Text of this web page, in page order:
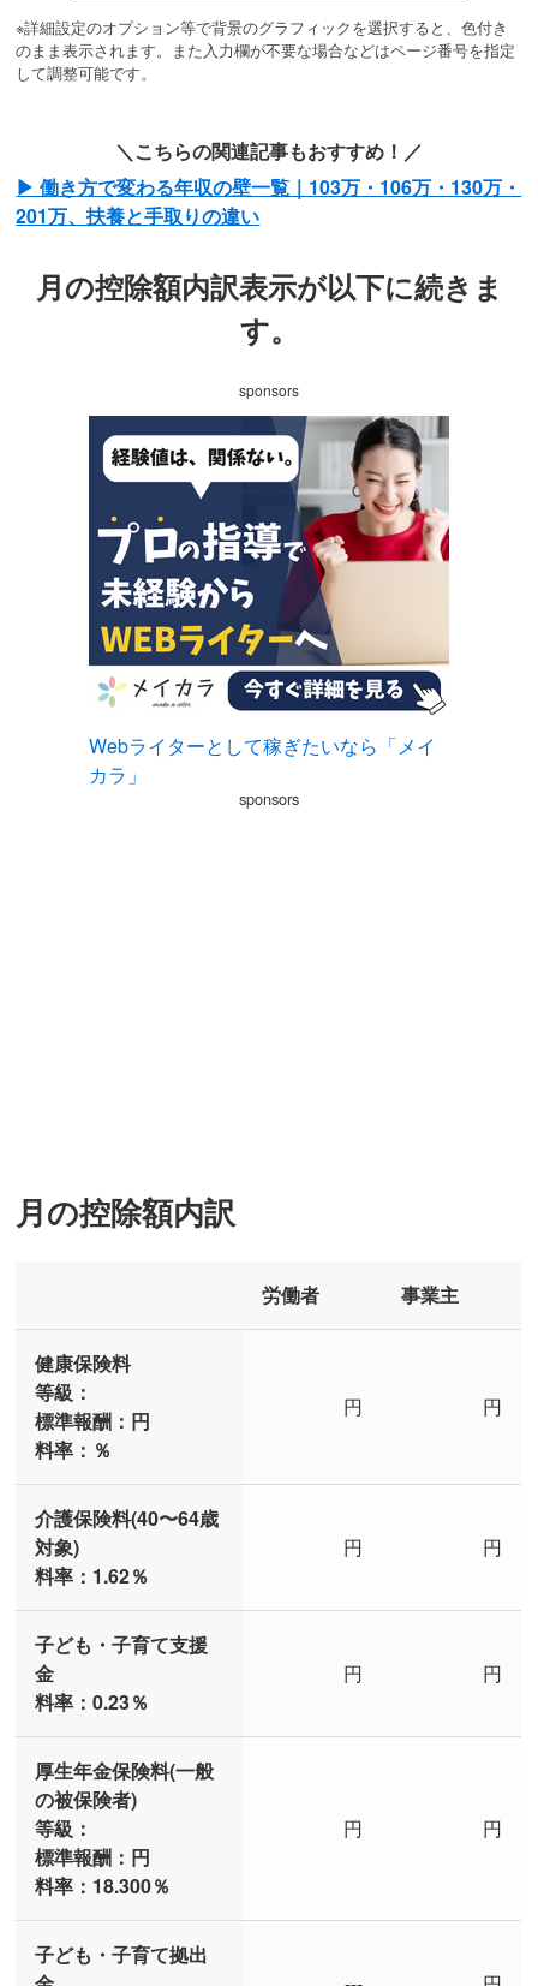
※詳細設定のオプション等で背景のグラフィックを選択すると、色付き
のまま表示されます。また入力欄が不要な場合などはページ番号を指定
して調整可能です。
＼こちらの関連記事もおすすめ！／
▶︎ 働き方で変わる年収の壁一覧｜103万・106万・130万・
201万、扶養と手取りの違い
月の控除額内訳表示が以下に続きま
す。
sponsors
Webライターとして稼ぎたいなら「メイ
カラ」
sponsors
月の控除額内訳
労働者 事業主
健康保険料
等級：
標準報酬： 円
料率： ％
円 円
介護保険料(40〜64歳
対象)
料率：1.62％
円 円
子ども・子育て支援
金
料率：0.23％
円 円
厚生年金保険料(一般
の被保険者)
等級：
標準報酬： 円
料率：18.300％
円 円
子ども・子育て拠出